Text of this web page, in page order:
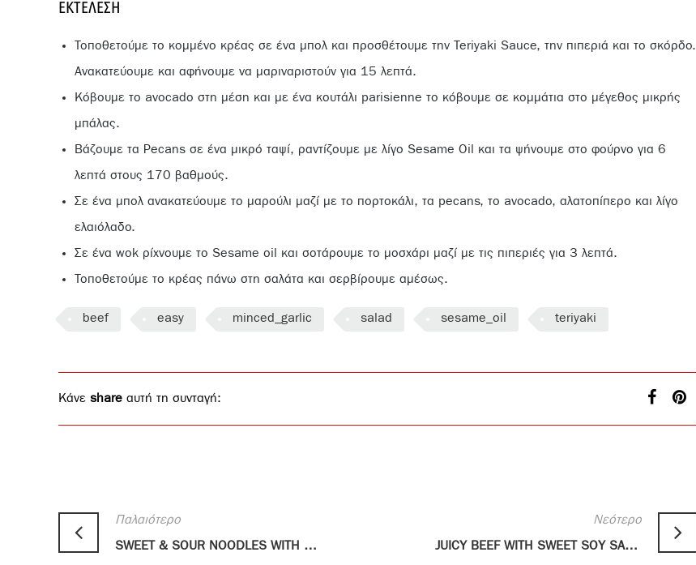
ΕΚΤΈΛΕΣΗ
Τοποθετούμε το κομμένο κρέας σε ένα μπολ και προσθέτουμε την Teriyaki Sauce, την πιπεριά και το σκόρδο.
Ανακατεύουμε και αφήνουμε να μαριναριστούν για 15 λεπτά.
Κόβουμε το avocado στη μέση και με ένα κουτάλι parisienne το κόβουμε σε κομμάτια στο μέγεθος μικρής
μπάλας.
Βάζουμε τα Pecans σε ένα μικρό ταψί, ραντίζουμε με λίγο Sesame Oil και τα ψήνουμε στο φούρνο για 6
λεπτά στους 170 βαθμούς.
Σε ένα μπολ ανακατεύουμε το μαρούλι μαζί με το πορτοκάλι, τα pecans, το avocado, αλατοπίπερο και λίγο
ελαιόλαδο.
Σε ένα wok ρίχνουμε το Sesame oil και σοτάρουμε το μοσχάρι μαζί με τις πιπεριές για 3 λεπτά.
Τοποθετούμε το κρέας πάνω στη σαλάτα και σερβίρουμε αμέσως.
beef easy minced_garlic salad sesame_oil teriyaki
Κάνε share αυτή τη συνταγή:
Παλαιότερο
SWEET & SOUR NOODLES WITH PORK
Νεότερο
JUICY BEEF WITH SWEET SOY SAUCE